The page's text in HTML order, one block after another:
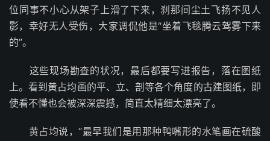
位同事不小心从架子上滑了下来，刹那间尘土飞扬不见人
影，幸好无人受伤，大家调侃他是“坐着飞毯腾云驾雾下来
的”。
这些现场勘查的状况，最后都要写进报告，落在图纸
上。看到黄占均画的平、立、剖等各个角度的古建图纸，即
使看不懂也会被深深震撼，简直太精细太漂亮了。
黄占均说，“最早我们是用那种鸭嘴形的水笔画在硫酸